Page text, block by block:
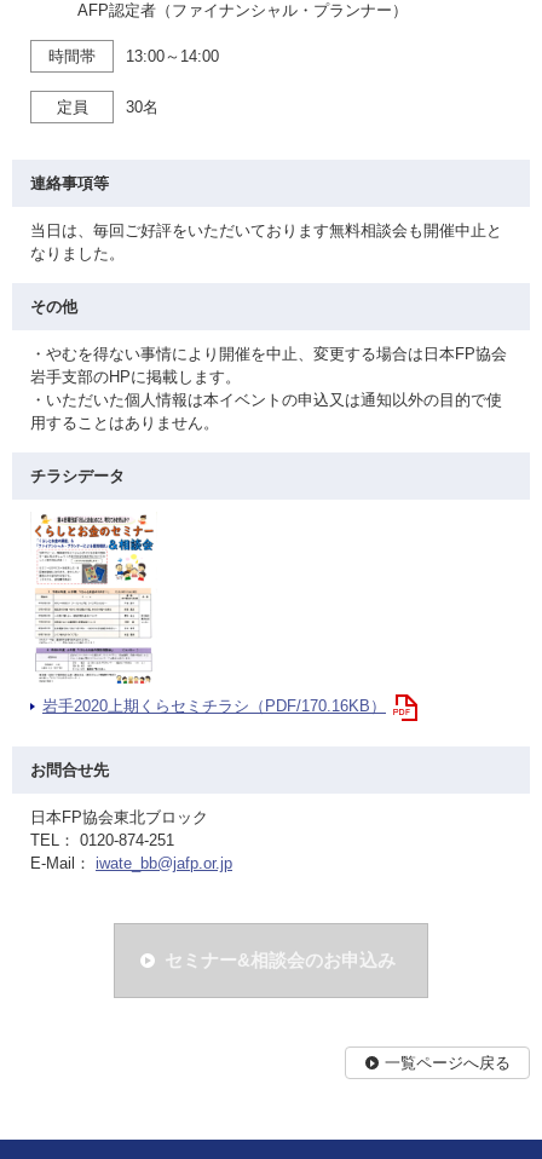
AFP認定者（ファイナンシャル・プランナー）
時間帯 13:00～14:00
定員 30名
連絡事項等
当日は、毎回ご好評をいただいております無料相談会も開催中止と
なりました。
その他
・やむを得ない事情により開催を中止、変更する場合は日本FP協会
岩手支部のHPに掲載します。
・いただいた個人情報は本イベントの申込又は通知以外の目的で使
用することはありません。
チラシデータ
岩手2020上期くらセミチラシ（PDF/170.16KB）
お問合せ先
日本FP協会東北ブロック
TEL： 0120-874-251
E-Mail： iwate_bb@jafp.or.jp
セミナー&相談会のお申込み
一覧ページへ戻る